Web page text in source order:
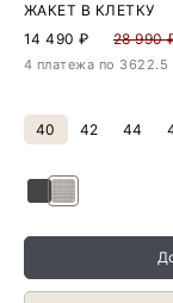
ЖАКЕТ В КЛЕТКУ
14 490₽ 28 990
4 платежа по 3622.5
40 42 44